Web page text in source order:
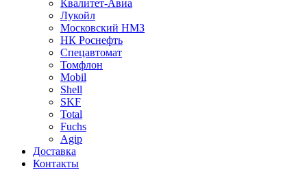
Квалитет-Авиа
Лукойл
Московский НМЗ
НК Роснефть
Спецавтомат
Томфлон
Mobil
Shell
SKF
Total
Fuchs
Agip
Доставка
Контакты